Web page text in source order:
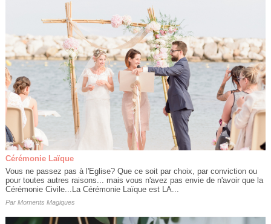
Cérémonie Laïque
Vous ne passez pas à l'Eglise? Que ce soit par choix, par conviction ou
pour toutes autres raisons... mais vous n'avez pas envie de n'avoir que la
Cérémonie Civile...La Cérémonie Laïque est LA...
Par Moments Magiques